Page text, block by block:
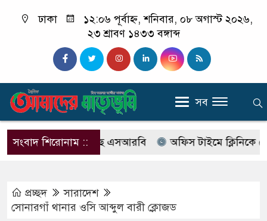
ঢাকা
১২:০৬ পূর্বাহ্ন, শনিবার, ০৮ অগাস্ট ২০২৬,
২৩ শ্রাবণ ১৪৩৩ বঙ্গাব্দ
সব
সংবাদ শিরোনাম ::
নাম বদলে আসছে এসআরবি অফিস টাইমে ক্লিনিকে রোগী
প্রচ্ছদ
সারাদেশ
সোনারগাঁ থানার ওসি আব্দুল বারী ক্লোজড